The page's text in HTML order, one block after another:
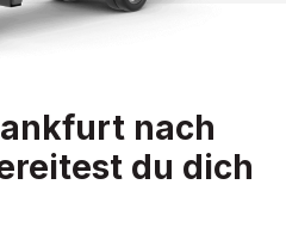
nach
du dich